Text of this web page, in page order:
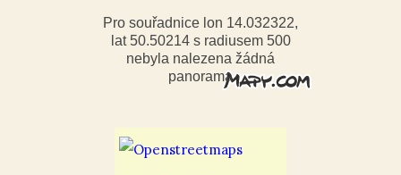
Pro souřadnice lon 14.032322,
lat 50.50214 s radiusem 500
nebyla nalezena žádná
panorama